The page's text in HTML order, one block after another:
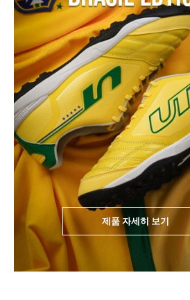
제품 자세히 보기